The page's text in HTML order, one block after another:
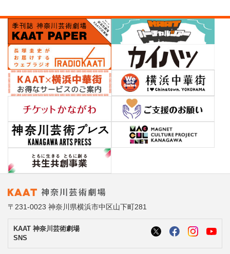
〒231-0023 神奈川県横浜市中区山下町281
KAAT 神奈川芸術劇場
SNS